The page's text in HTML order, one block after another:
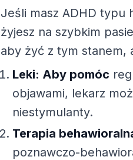
Jeśli masz ADHD typu
żyjesz na szybkim
aby żyć z tym stanem,
Leki: Aby pomóc
objawami, lekarz
niestymulanty.
Terapia
poznawczo-